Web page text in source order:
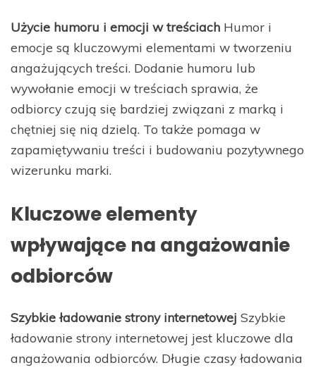
Użycie humoru i emocji w treściach Humor i
emocje są kluczowymi elementami w tworzeniu
angażujących treści. Dodanie humoru lub
wywołanie emocji w treściach sprawia, że
odbiorcy czują się bardziej związani z marką i
chętniej się nią dzielą. To także pomaga w
zapamiętywaniu treści i budowaniu pozytywnego
wizerunku marki.
Kluczowe elementy
wpływające na angażowanie
odbiorców
Szybkie ładowanie strony internetowej Szybkie
ładowanie strony internetowej jest kluczowe dla
angażowania odbiorców. Długie czasy ładowania